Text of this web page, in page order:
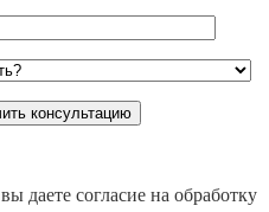
даете согласие на обработку